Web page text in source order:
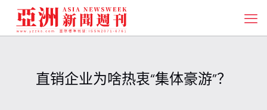
直销企业为啥热衷“集体豪游”？